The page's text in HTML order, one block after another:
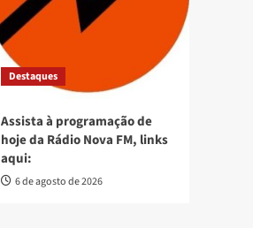
Destaques
Assista à programação de
hoje da Rádio Nova FM, links
aqui:
6 de agosto de 2026